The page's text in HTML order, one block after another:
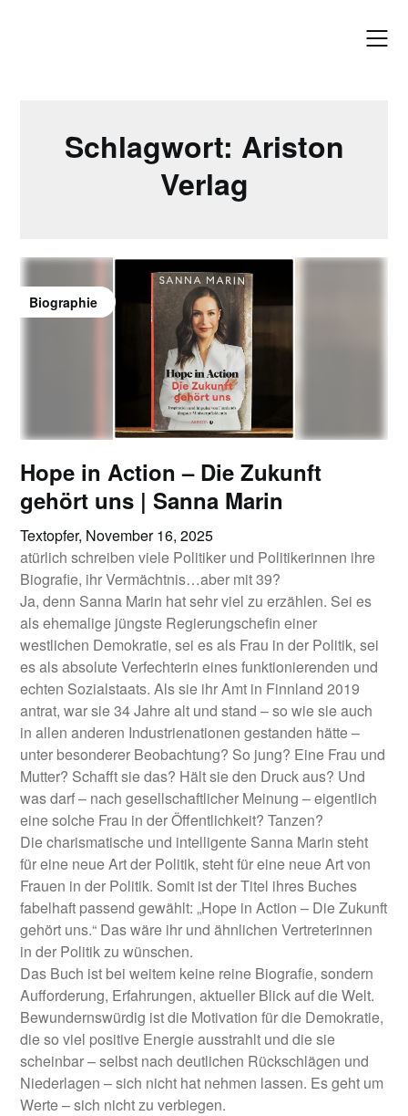
Schlagwort: Ariston
Verlag
Biographie
Hope in Action – Die Zukunft
gehört uns | Sanna Marin
Textopfer, November 16, 2025
atürlich schreiben viele Politiker und Politikerinnen ihre
Biografie, ihr Vermächtnis…aber mit 39?
Ja, denn Sanna Marin hat sehr viel zu erzählen. Sei es
als ehemalige jüngste Regierungschefin einer
westlichen Demokratie, sei es als Frau in der Politik, sei
es als absolute Verfechterin eines funktionierenden und
echten Sozialstaats. Als sie ihr Amt in Finnland 2019
antrat, war sie 34 Jahre alt und stand – so wie sie auch
in allen anderen Industrienationen gestanden hätte –
unter besonderer Beobachtung? So jung? Eine Frau und
Mutter? Schafft sie das? Hält sie den Druck aus? Und
was darf – nach gesellschaftlicher Meinung – eigentlich
eine solche Frau in der Öffentlichkeit? Tanzen?
Die charismatische und intelligente Sanna Marin steht
für eine neue Art der Politik, steht für eine neue Art von
Frauen in der Politik. Somit ist der Titel ihres Buches
fabelhaft passend gewählt: „Hope in Action – Die Zukunft
gehört uns.“ Das wäre ihr und ähnlichen Vertreterinnen
in der Politik zu wünschen.
Das Buch ist bei weitem keine reine Biografie, sondern
Aufforderung, Erfahrungen, aktueller Blick auf die Welt.
Bewundernswürdig ist die Motivation für die Demokratie,
die so viel positive Energie ausstrahlt und die sie
scheinbar – selbst nach deutlichen Rückschlägen und
Niederlagen – sich nicht hat nehmen lassen. Es geht um
Werte – sich nicht zu verbiegen.